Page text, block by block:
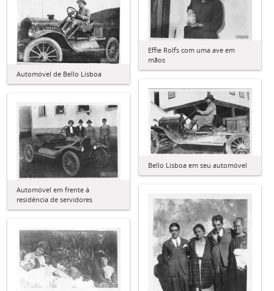
Effie Rolfs com uma ave em
mãos
Automóvel de Bello Lisboa
Bello Lisboa em seu automóvel
Automóvel em frente à
residência de servidores